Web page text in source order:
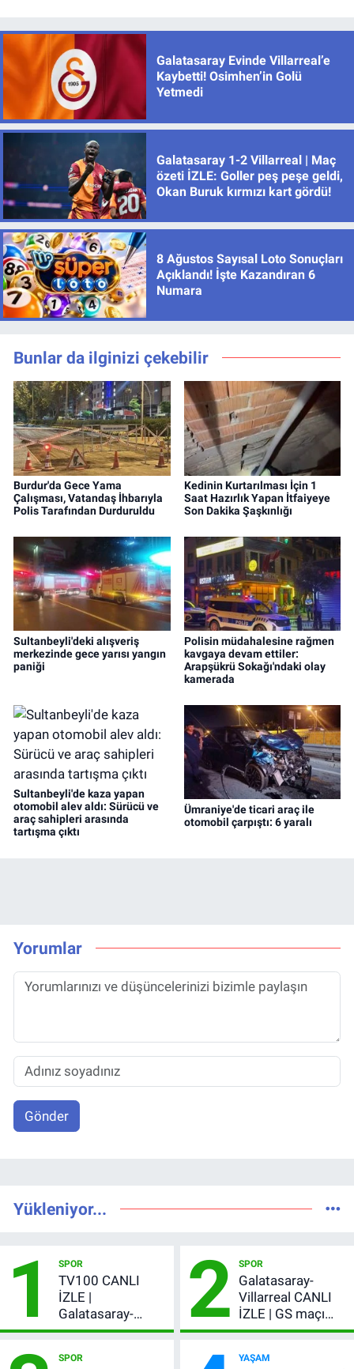
Galatasaray Evinde Villarreal’e
Kaybetti! Osimhen’in Golü
Yetmedi
Galatasaray 1-2 Villarreal | Maç
özeti İZLE: Goller peş peşe geldi,
Okan Buruk kırmızı kart gördü!
8 Ağustos Sayısal Loto Sonuçları
Açıklandı! İşte Kazandıran 6
Numara
Bunlar da ilginizi çekebilir
Burdur'da Gece Yama
Çalışması, Vatandaş İhbarıyla
Polis Tarafından Durduruldu
Kedinin Kurtarılması İçin 1
Saat Hazırlık Yapan İtfaiyeye
Son Dakika Şaşkınlığı
Sultanbeyli'deki alışveriş
merkezinde gece yarısı yangın
paniği
Polisin müdahalesine rağmen
kavgaya devam ettiler:
Arapşükrü Sokağı'ndaki olay
kamerada
Sultanbeyli'de kaza yapan
otomobil alev aldı: Sürücü ve
araç sahipleri arasında
tartışma çıktı
Ümraniye'de ticari araç ile
otomobil çarpıştı: 6 yaralı
Yorumlar
Gönder
Yükleniyor...
1 SPOR
TV100 CANLI
İZLE |
Galatasaray-
Villarreal maçı
şifresiz canlı yayın
2 SPOR
Galatasaray-
Villarreal CANLI
İZLE | GS maçı
hangi kanalda,
SPOR YAŞAM